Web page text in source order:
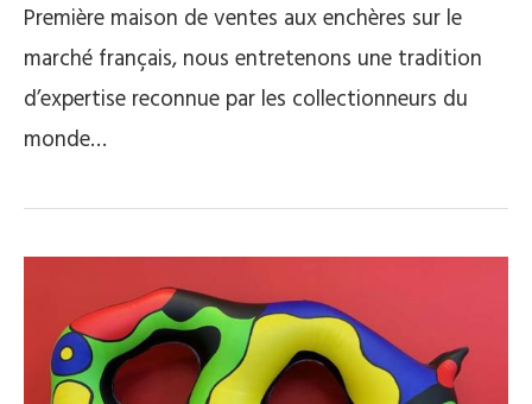
Première maison de ventes aux enchères sur le
marché français, nous entretenons une tradition
d’expertise reconnue par les collectionneurs du
monde…